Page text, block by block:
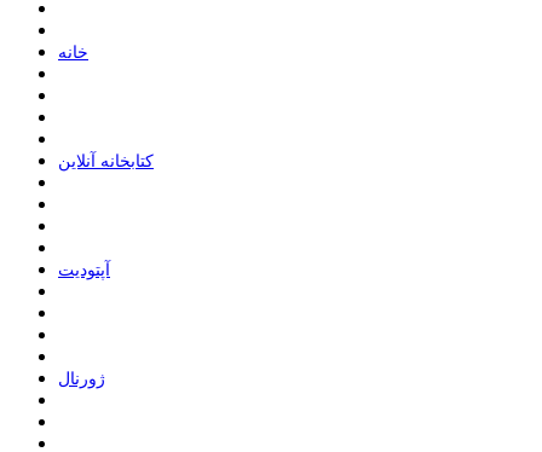
ﺧﺎﻧﻪ
ﮐﺘﺎﺑﺨﺎﻧﻪ ﺁﻧﻼﯾﻦ
ﺁﭘﺘﻮﺩﯾﺖ
ﮊﻭﺭﻧﺎﻝ